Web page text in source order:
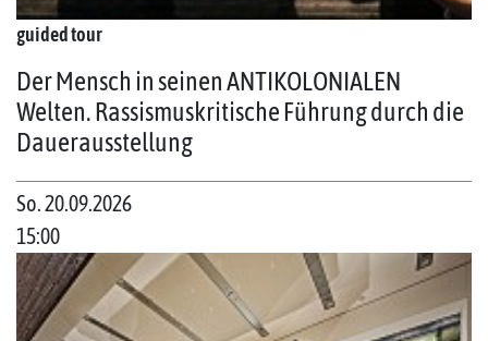
guided tour
Der Mensch in seinen ANTIKOLONIALEN
Welten. Rassismuskritische Führung durch die
Dauerausstellung
So. 20.09.2026
15:00